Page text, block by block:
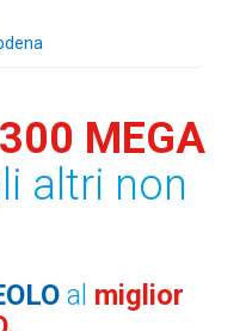
300 MEGA
altri non
al miglior